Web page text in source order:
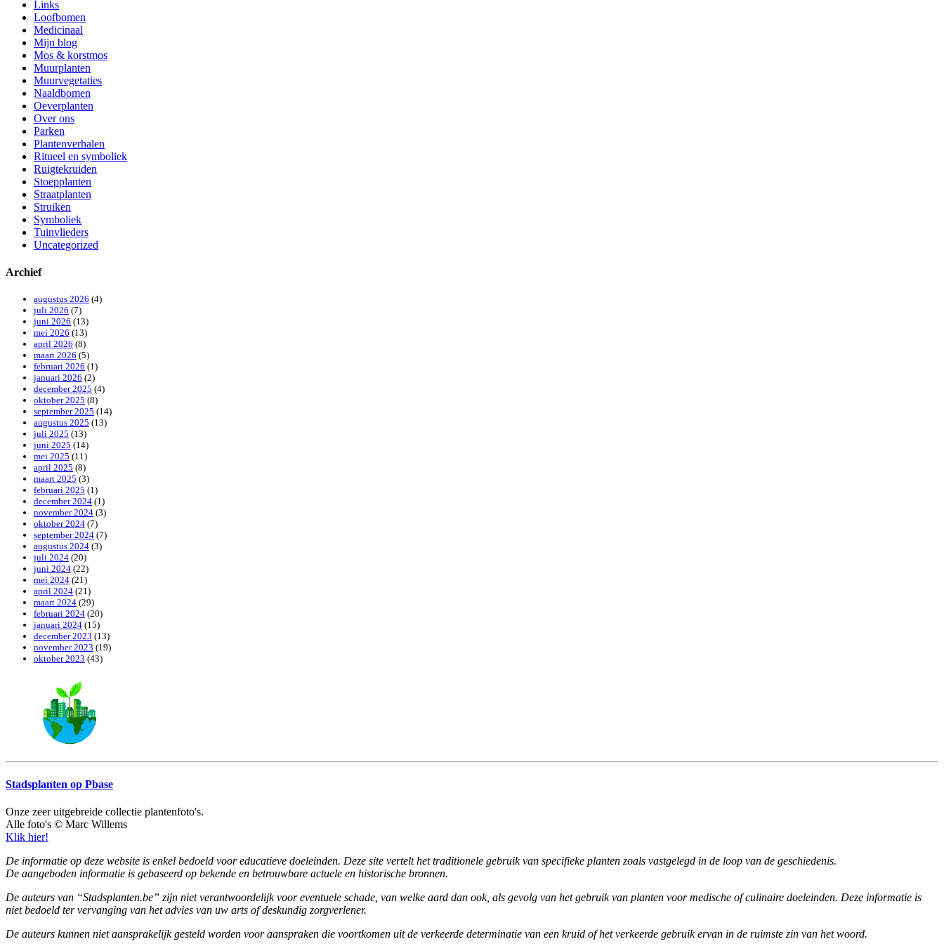
Links
Loofbomen
Medicinaal
Mijn blog
Mos & korstmos
Muurplanten
Muurvegetaties
Naaldbomen
Oeverplanten
Over ons
Parken
Plantenverhalen
Ritueel en symboliek
Ruigtekruiden
Stoepplanten
Straatplanten
Struiken
Symboliek
Tuinvlieders
Uncategorized
Archief
augustus 2026 (4)
juli 2026 (7)
juni 2026 (13)
mei 2026 (13)
april 2026 (8)
maart 2026 (5)
februari 2026 (1)
januari 2026 (2)
december 2025 (4)
oktober 2025 (8)
september 2025 (14)
augustus 2025 (13)
juli 2025 (13)
juni 2025 (14)
mei 2025 (11)
april 2025 (8)
maart 2025 (3)
februari 2025 (1)
december 2024 (1)
november 2024 (3)
oktober 2024 (7)
september 2024 (7)
augustus 2024 (3)
juli 2024 (20)
juni 2024 (22)
mei 2024 (21)
april 2024 (21)
maart 2024 (29)
februari 2024 (20)
januari 2024 (15)
december 2023 (13)
november 2023 (19)
oktober 2023 (43)
Stadsplanten op Pbase
Onze zeer uitgebreide collectie plantenfoto's.
Alle foto's © Marc Willems
Klik hier!
De informatie op deze website is enkel bedoeld voor educatieve doeleinden. Deze site vertelt het traditionele gebruik van specifieke planten zoals vastgelegd in de loop van de geschiedenis.
De aangeboden informatie is gebaseerd op bekende en betrouwbare actuele en historische bronnen.
De auteurs van “Stadsplanten.be” zijn niet verantwoordelijk voor eventuele schade, van welke aard dan ook, als gevolg van het gebruik van planten voor medische of culinaire doeleinden. Deze informatie is
niet bedoeld ter vervanging van het advies van uw arts of deskundig zorgverlener.
De auteurs kunnen niet aansprakelijk gesteld worden voor aanspraken die voortkomen uit de verkeerde determinatie van een kruid of het verkeerde gebruik ervan in de ruimste zin van het woord.